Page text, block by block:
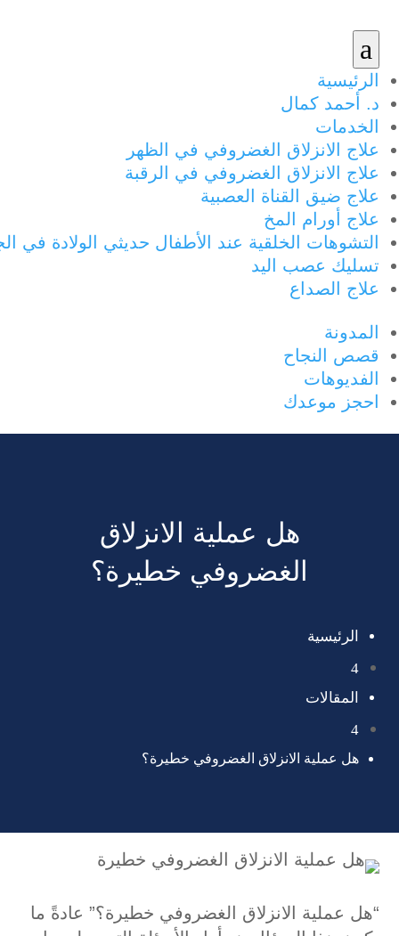
a
الرئيسية
د. أحمد كمال
الخدمات
علاج الانزلاق الغضروفي في الظهر
علاج الانزلاق الغضروفي في الرقبة
علاج ضيق القناة العصبية
علاج أورام المخ
التشوهات الخلقية عند الأطفال حديثي الولادة في
تسليك عصب اليد
علاج الصداع
المدونة
قصص النجاح
الفديوهات
احجز موعدك
هل عملية الانزلاق
الغضروفي خطيرة؟
الرئيسية
4
المقالات
4
هل عملية الانزلاق الغضروفي خطيرة؟
“هل عملية الانزلاق الغضروفي خطيرة؟” عادةً ما